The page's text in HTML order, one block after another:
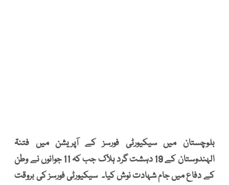
بلوچستان میں سیکیورٹی فورسز کے آپریشن میں فتنۃ
الہندوستان کے 19 دہشت گرد ہلاک جب کہ 11 جوانوں نے وطن
کے دفاع میں جام شہادت نوش کیا۔ سیکیورٹی فورسز کی بروقت